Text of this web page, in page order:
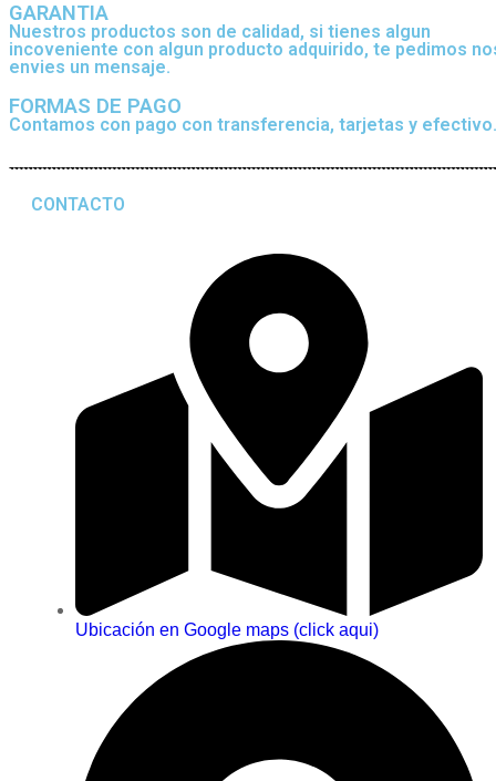
GARANTIA
Nuestros productos son de calidad, si tienes algun
incoveniente con algun producto adquirido, te pedimos
envies un mensaje.
FORMAS DE PAGO
Contamos con pago con transferencia, tarjetas y efectivo.
CONTACTO
Ubicación en Google maps (click aqui)